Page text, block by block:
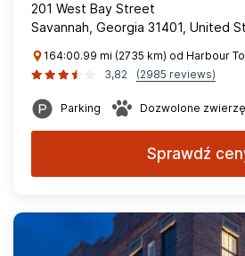
201 West Bay Street
Savannah, Georgia 31401, United
164:00.99 mi (2735 km) od Harbour
3,82
(2985 reviews)
Parking Dozwolone
Sprawdź